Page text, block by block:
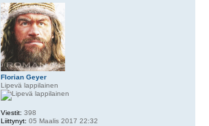
Florian Geyer
Lipevä lappilainen
Viestit: 398
Liittynyt: 05 Maalis 2017 22:32